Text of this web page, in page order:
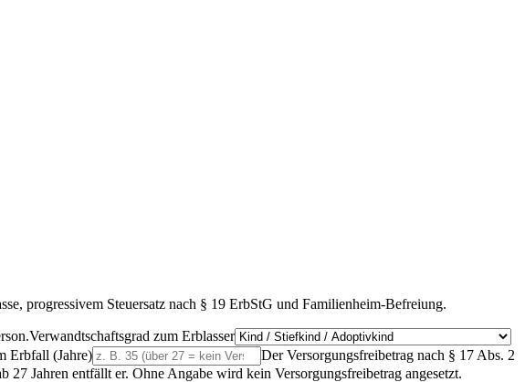
progressivem Steuersatz nach § 19 ErbStG und Familienheim-Befreiung.
Verwandtschaftsgrad zum Erblasser
Erbfall (Jahre)
Der Versorgungsfreibetrag nach § 17 Abs. 2
Jahren entfällt er. Ohne Angabe wird kein Versorgungsfreibetrag angesetzt.